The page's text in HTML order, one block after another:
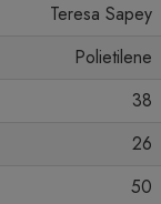
Teresa Sapey
Polietilene
38
26
50